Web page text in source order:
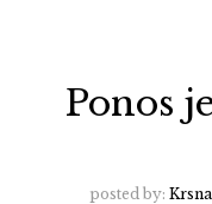
Ponos
posted by: